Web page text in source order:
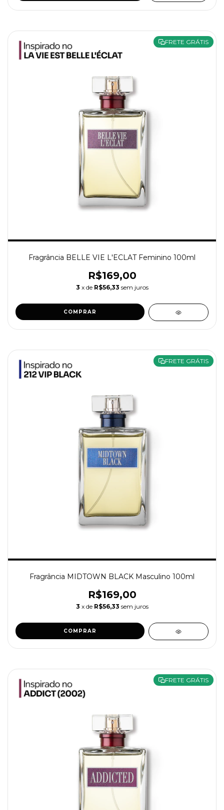
FRETE GRÁTIS
Fragrância BELLE VIE L'ECLAT Feminino 100ml
R$169,00
3 x de R$56,33 sem juros
COMPRAR
FRETE GRÁTIS
Fragrância MIDTOWN BLACK Masculino 100ml
R$169,00
3 x de R$56,33 sem juros
COMPRAR
FRETE GRÁTIS